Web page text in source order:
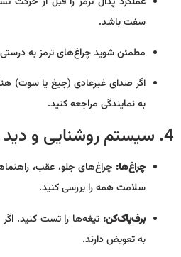
سفت باشد.
مطمئن شوید چراغ‌های ترمز به درستی
اگر صدای غیرعادی (جیغ یا سوت)
به نمایندگی مراجعه کنید.
4. سیستم روشنایی و دید
چراغ‌ها:چراغ‌های جلو، عقب،
سلامت همه را بررسی کنید.
برف‌پاک‌کن:تیغه‌ها را تست کنید. اگر
به تعویض دارند.